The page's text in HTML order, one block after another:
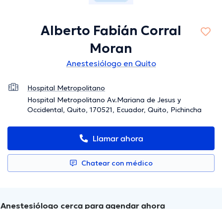
Alberto Fabián Corral
Moran
Anestesiólogo en Quito
Hospital Metropolitano
Hospital Metropolitano Av.Mariana de Jesus y
Occidental, Quito, 170521, Ecuador, Quito, Pichincha
Llamar ahora
Chatear con médico
Anestesiólogo cerca para agendar ahora